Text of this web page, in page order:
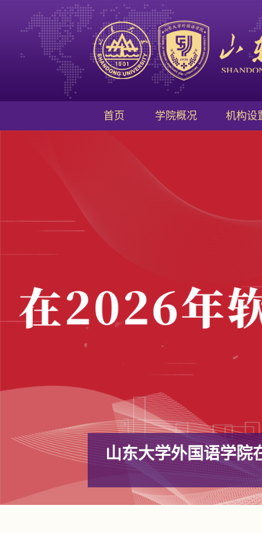
首页 学院概况 机构设
话剧《梦碎时分》公
擘画发展新蓝图 携手奋进
7月13日下午，山东大学外国语学院于洪
集体亮相，全院教职工参会。会议学习了习近